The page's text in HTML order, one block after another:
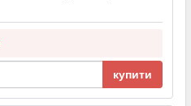
купити